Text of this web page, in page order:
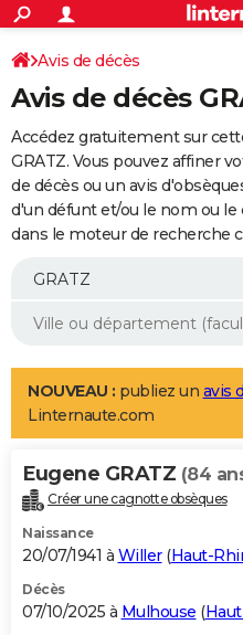
ACTUALITÉS
Politique
Société
Faits Divers
Education
Monde
Villes
+
SPORT
Coupe du monde 2026
Football
Tennis
Cyclisme
Rugby
Forum
Programme TV
TNT
Streaming
Cinéma
Sorties cinéma
Musique
+
FINANCE
Retraite
Impôts
Epargne
Immobilier
Risques naturels par ville
Banque
Assurance
Crédit
AUTO
Essais
Réserver un essai
Citadines
Berlines
SUV
Forum auto
+
Mobiles
Meilleur smartphone
Internet
Ordinateurs
Jeux vidéo
Guide high-tech
Aménagement intérieur
LIFESTYLE
Art de vivre
Bien-être
Loisirs
Mode
Modes de vie
Alimentation
Guide de la santé
Maladies
Médicaments
Sommeil
VOYAGE
Destinations
City break
Voyage nature
Voyage de noces
Forum
Climat
+PHOTO
GUIDES D'ACHAT
BONS PLANS
Avis de décès
Avis de décès
Accédez gratuitement sur
GRATZ. Vous pouvez affiner
de décès ou un avis
d'un défunt et/ou le nom ou
dans le moteur de recherche
NOUVEAU : publiez un avis
Linternaute.com
Eugene GRATZ (84
Créer une cagnotte obsèques
Naissance
20/07/1941 à Willer(Haut-
Décès
07/10/2025 à Mulhouse (